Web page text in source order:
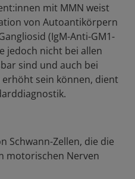
mit MMN weist
von Autoantikörpern
(IgM-Anti-GM1-
jedoch nicht bei allen
sind und auch bei
sein können, dient
Schwann-Zellen, die die
motorischen Nerven